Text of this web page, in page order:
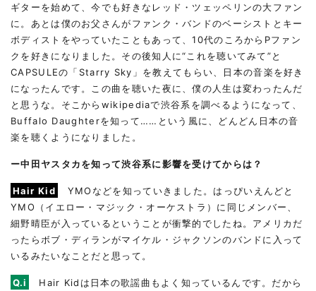
ギターを始めて、今でも好きなレッド・ツェッペリンの大ファン
に。あとは僕のお父さんがファンク・バンドのベーシストとキー
ボディストをやっていたこともあって、10代のころからPファン
クを好きになりました。その後知人に“これを聴いてみて”と
CAPSULEの「Starry Sky」を教えてもらい、日本の音楽を好き
になったんです。この曲を聴いた夜に、僕の人生は変わったんだ
と思うな。そこからwikipediaで渋谷系を調べるようになって、
Buffalo Daughterを知って……という風に、どんどん日本の音
楽を聴くようになりました。
ー中田ヤスタカを知って渋谷系に影響を受けてからは？
Hair Kid
YMOなどを知っていきました。はっぴいえんどと
YMO（イエロー・マジック・オーケストラ）に同じメンバー、
細野晴臣が入っているということが衝撃的でしたね。アメリカだ
ったらボブ・ディランがマイケル・ジャクソンのバンドに入って
いるみたいなことだと思って。
Q.i
Hair Kidは日本の歌謡曲もよく知っているんです。だから